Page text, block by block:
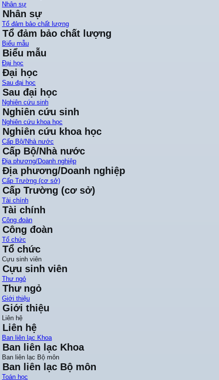
Nhân sự
Nhân sự
Tổ đảm bảo chất lượng
Tổ đảm bảo chất lượng
Biểu mẫu
Biểu mẫu
Đại học
Đại học
Sau đại học
Sau đại học
Nghiên cứu sinh
Nghiên cứu sinh
Nghiên cứu khoa học
Nghiên cứu khoa học
Cấp Bộ/Nhà nước
Cấp Bộ/Nhà nước
Địa phương/Doanh nghiệp
Địa phương/Doanh nghiệp
Cấp Trường (cơ sở)
Cấp Trường (cơ sở)
Tài chính
Tài chính
Công đoàn
Công đoàn
Tổ chức
Tổ chức
Cựu sinh viên
Cựu sinh viên
Thư ngỏ
Thư ngỏ
Giới thiệu
Giới thiệu
Liên hệ
Liên hệ
Ban liên lạc Khoa
Ban liên lạc Khoa
Ban liên lạc Bộ môn
Ban liên lạc Bộ môn
Toán học